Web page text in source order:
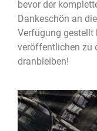
bevor der
Dankeschön an
Verfügung gestellt
veröffentlichen zu
dranbleiben!